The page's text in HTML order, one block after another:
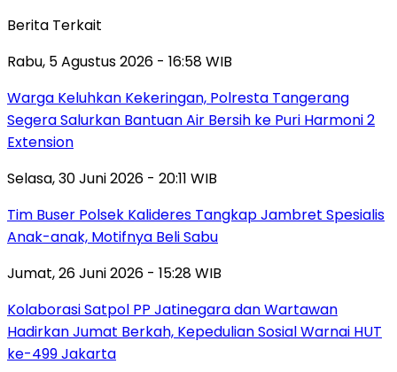
Berita Terkait
Rabu, 5 Agustus 2026 - 16:58 WIB
Warga Keluhkan Kekeringan, Polresta Tangerang
Segera Salurkan Bantuan Air Bersih ke Puri Harmoni 2
Extension
Selasa, 30 Juni 2026 - 20:11 WIB
Tim Buser Polsek Kalideres Tangkap Jambret Spesialis
Anak-anak, Motifnya Beli Sabu
Jumat, 26 Juni 2026 - 15:28 WIB
Kolaborasi Satpol PP Jatinegara dan Wartawan
Hadirkan Jumat Berkah, Kepedulian Sosial Warnai HUT
ke-499 Jakarta